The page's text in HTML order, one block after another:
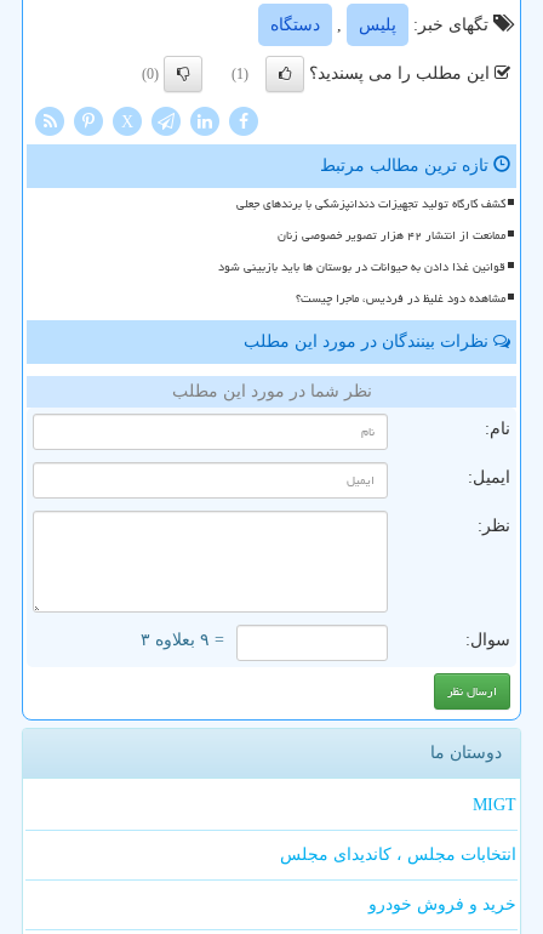
تگهای خبر:
پلیس , دستگاه
این مطلب را می پسندید؟ (1)
(0)
X
تازه ترین مطالب مرتبط
کشف کارگاه تولید تجهیزات دندانپزشکی با برندهای جعلی
ممانعت از انتشار ۴۲ هزار تصویر خصوصی زنان
قوانین غذا دادن به حیوانات در بوستان ها باید بازبینی شود
مشاهده دود غلیظ در فردیس، ماجرا چیست؟
نظرات بینندگان در مورد این مطلب
نظر شما در مورد این مطلب
نام:
ایمیل:
نظر:
سوال: = ۹ بعلاوه ۳
دوستان ما
MIGT
انتخابات مجلس ، کاندیدای مجلس
خرید و فروش خودرو